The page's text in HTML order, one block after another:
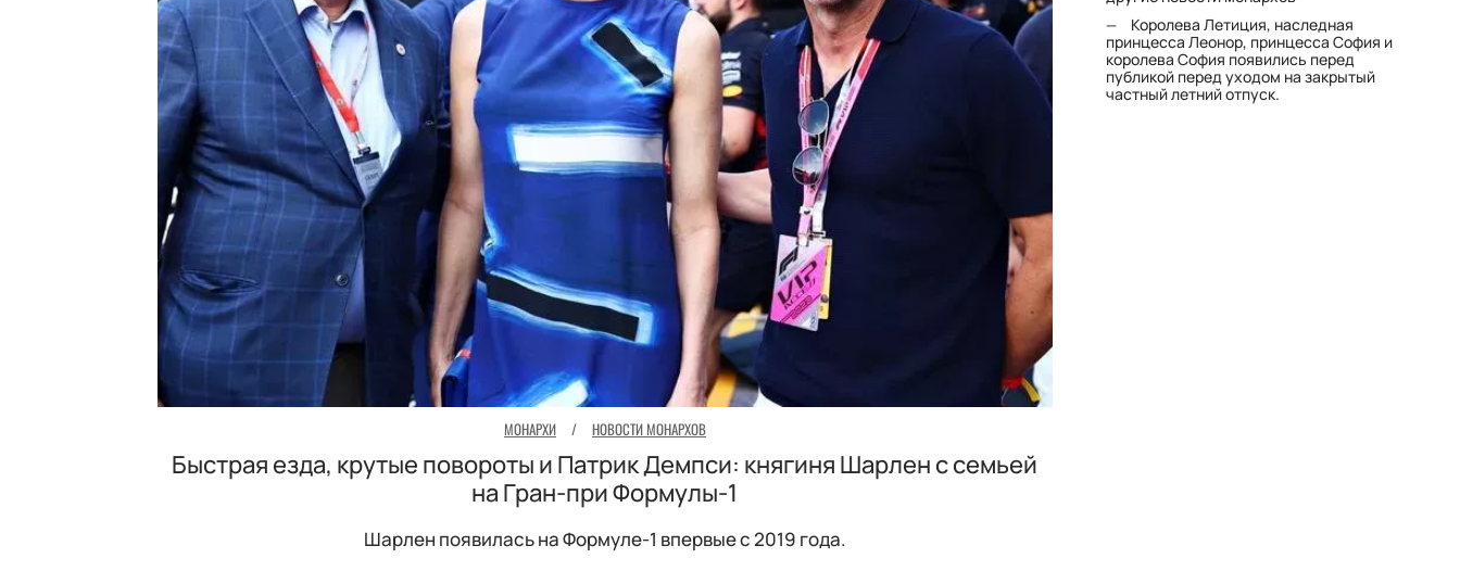
МОНАРХИ / НОВОСТИ МОНАРХОВ
Быстрая езда, крутые повороты и Патрик Демпси: княгиня Шарлен с семьей
на Гран-при Формулы-1
Шарлен появилась на Формуле-1 впервые с 2019 года.
Королева Летиция, наследная
принцесса Леонор, принцесса София и
королева София появились перед
публикой перед уходом на закрытый
частный летний отпуск.